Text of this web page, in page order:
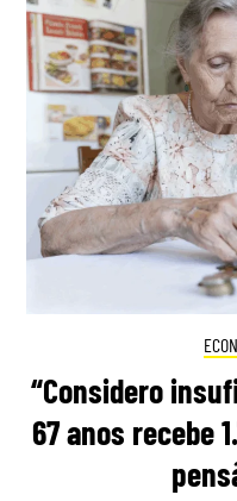
“Considero
67 anos recebe